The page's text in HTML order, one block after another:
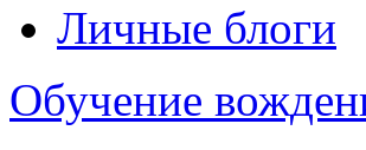
Личные блоги
Обучение